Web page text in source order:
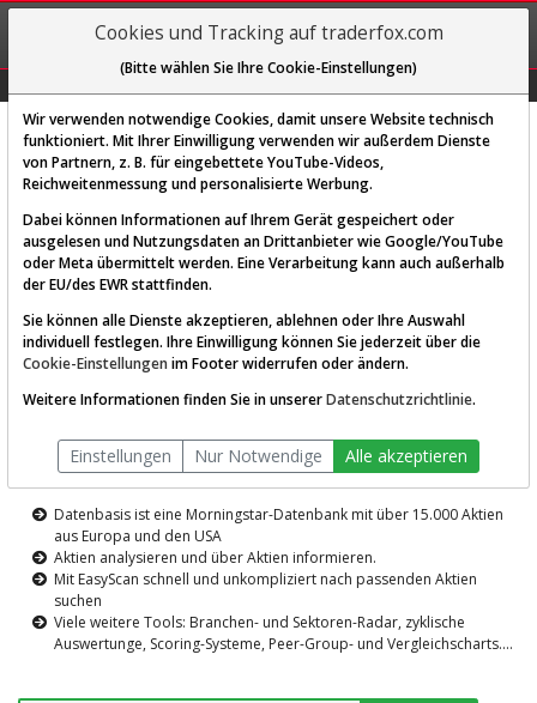
REGIS-
TRIEREN
Diese Funktion ist nur für
AKTIEN-TERMINAL
Die Aktienanalyse-Plattform von
TraderFox
Datenbasis ist eine Morningstar-Datenbank mit über 15.000 Aktien
aus Europa und den USA
Aktien analysieren und über Aktien informieren.
Mit EasyScan schnell und unkompliziert nach passenden Aktien
suchen
Viele weitere Tools: Branchen- und Sektoren-Radar, zyklische
Auswertunge, Scoring-Systeme, Peer-Group- und Vergleichscharts....
Cookies und Tracking auf traderfox.com
(Bitte wählen Sie Ihre Cookie-Einstellungen)
Wir verwenden notwendige Cookies, damit unsere Website technisch
funktioniert. Mit Ihrer Einwilligung verwenden wir außerdem Dienste
von Partnern, z. B. für eingebettete YouTube-Videos,
Reichweitenmessung und personalisierte Werbung.
Dabei können Informationen auf Ihrem Gerät gespeichert oder
ausgelesen und Nutzungsdaten an Drittanbieter wie Google/YouTube
oder Meta übermittelt werden. Eine Verarbeitung kann auch außerhalb
der EU/des EWR stattfinden.
Sie können alle Dienste akzeptieren, ablehnen oder Ihre Auswahl
individuell festlegen. Ihre Einwilligung können Sie jederzeit über die
Cookie-Einstellungen im Footer widerrufen oder ändern.
Weitere Informationen finden Sie in unsererDatenschutzrichtlinie.
Einstellungen Nur Notwendige Alle akzeptieren